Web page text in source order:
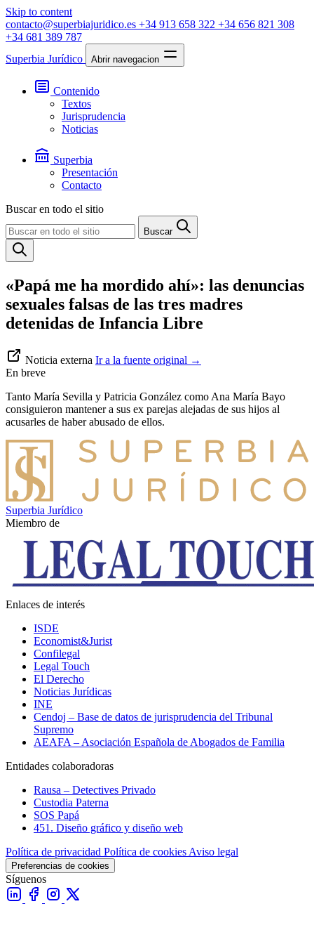
Skip to content
contacto@superbiajuridico.es +34 913 658 322 +34 656 821 308
+34 681 389 787
Superbia Jurídico
Abrir navegacion
Contenido
Textos
Jurisprudencia
Noticias
Superbia
Presentación
Contacto
Buscar en todo el sitio
Buscar
«Papá me ha mordido ahí»: las denuncias
sexuales falsas de las tres madres
detenidas de Infancia Libre
Noticia externa Ir a la fuente original →
En breve
Tanto María Sevilla y Patricia González como Ana María Bayo
consiguieron mantener a sus ex parejas alejadas de sus hijos al
acusarles de haber abusado de ellos.
Superbia Jurídico
Miembro de
Enlaces de interés
ISDE
Economist&Jurist
Confilegal
Legal Touch
El Derecho
Noticias Jurídicas
INE
Cendoj – Base de datos de jurisprudencia del Tribunal
Supremo
AEAFA – Asociación Española de Abogados de Familia
Entidades colaboradoras
Rausa – Detectives Privado
Custodia Paterna
SOS Papá
451. Diseño gráfico y diseño web
Política de privacidad Política de cookies Aviso legal
Preferencias de cookies
Síguenos